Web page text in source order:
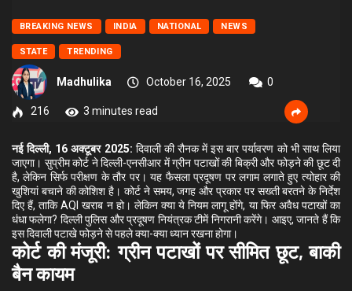
BREAKING NEWS INDIA NATIONAL NEWS
STATE TRENDING
Madhulika October 16, 2025 0
216 3 minutes read
नई दिल्ली, 16 अक्टूबर 2025: दिवाली की रौनक में इस बार पर्यावरण को भी साथ लिया
जाएगा। सुप्रीम कोर्ट ने दिल्ली-एनसीआर में ग्रीन पटाखों की बिक्री और फोड़ने की छूट दी
है, लेकिन सिर्फ परीक्षण के तौर पर। यह फैसला प्रदूषण पर लगाम लगाते हुए त्योहार की
खुशियां बचाने की कोशिश है। कोर्ट ने समय, जगह और प्रकार पर सख्ती बरतने के निर्देश
दिए हैं, ताकि AQI खराब न हो। लेकिन क्या ये नियम लागू होंगे, या फिर अवैध पटाखों का
धंधा फलेगा? दिल्ली पुलिस और प्रदूषण नियंत्रक टीमें निगरानी करेंगे। आइए, जानते हैं कि
इस दिवाली पटाखे फोड़ने से पहले क्या-क्या ध्यान रखना होगा।
कोर्ट की मंजूरी: ग्रीन पटाखों पर सीमित छूट, बाकी
बैन कायम